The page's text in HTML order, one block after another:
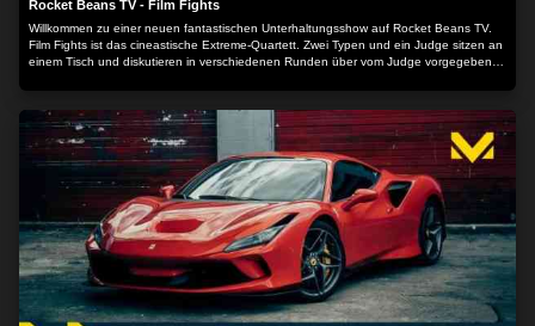
Rocket Beans TV - Film Fights
Willkommen zu einer neuen fantastischen Unterhaltungsshow auf Rocket Beans TV.
Film Fights ist das cineastische Extreme-Quartett. Zwei Typen und ein Judge sitzen an
einem Tisch und diskutieren in verschiedenen Runden über vom Judge vorgegebene
(und Chat) von ihrer Meinung überzeugen. Dabei geht es vor allem um Improvisation
und leidenschaftliche Monologe zum Thema. Hier wird debattiert, gezankt und
gestritten bis Einer die kräftezehrenden Runden für sich entscheiden kann.